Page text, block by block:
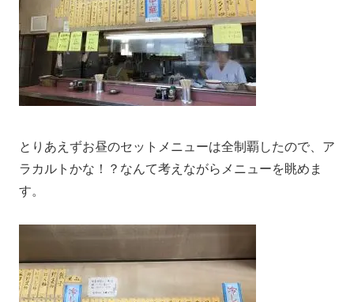
とりあえずお昼のセットメニューは全制覇したので、ア
ラカルトかな！？なんて考えながらメニューを眺めま
す。